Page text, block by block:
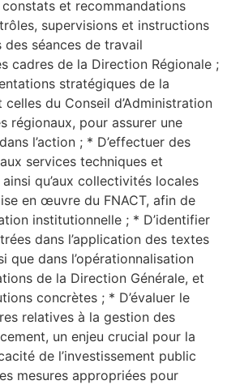
et recommandations
supervisions et instructions
séances de travail
cadres de la Direction Régionale ;
stratégiques de la
du Conseil d’Administration
régionaux, pour assurer une
l’action ; * D’effectuer des
services techniques et
qu’aux collectivités locales
en œuvre du FNACT, afin de
institutionnelle ; * D’identifier
dans l’application des textes
que dans l’opérationnalisation
de la Direction Générale, et
concrètes ; * D’évaluer le
relatives à la gestion des
un enjeu crucial pour la
de l’investissement public
mesures appropriées pour